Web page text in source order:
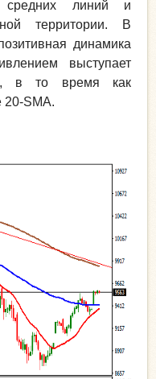
линий и
территории. В
динамика
выступает
в то время как
20-SMA.